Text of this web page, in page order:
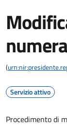
(
Servizio attivo
Procedimento di